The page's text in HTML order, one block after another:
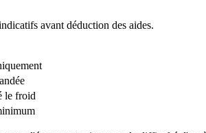
avant déduction des aides.
le froid